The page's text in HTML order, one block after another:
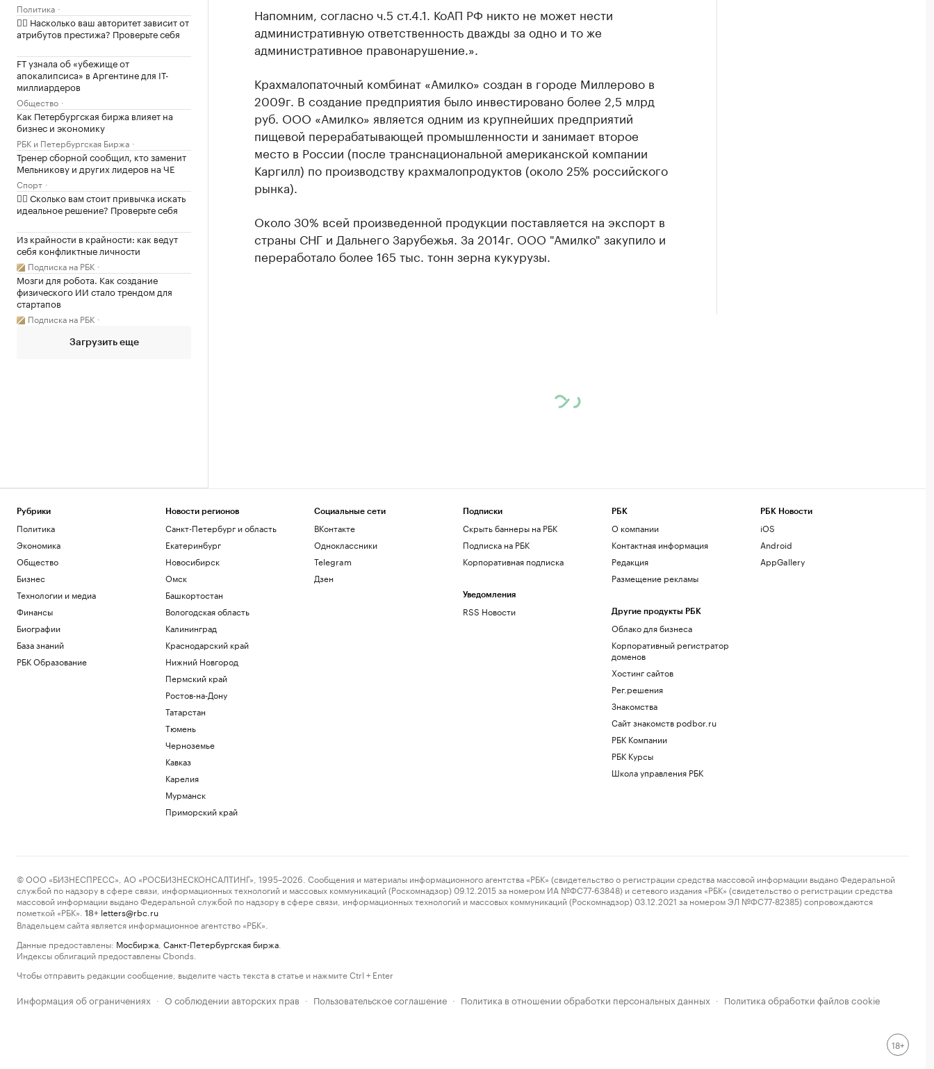
Политика
✍🏻 Насколько ваш авторитет зависит от
атрибутов престижа? Проверьте себя
FT узнала об «убежище от
апокалипсиса» в Аргентине для IT-
миллиардеров
Общество
Как Петербургская биржа влияет на
бизнес и экономику
РБК и Петербургская Биржа
Тренер сборной сообщил, кто заменит
Мельникову и других лидеров на ЧЕ
Спорт
✍🏻 Сколько вам стоит привычка искать
идеальное решение? Проверьте себя
Из крайности в крайности: как ведут
себя конфликтные личности
Подписка на РБК
Мозги для робота. Как создание
физического ИИ стало трендом для
стартапов
Подписка на РБК
Загрузить еще
Напомним, согласно ч.5 ст.4.1. КоАП РФ никто не может нести
административную ответственность дважды за одно и то же
административное правонарушение.».
Крахмалопаточный комбинат «Амилко» создан в городе Миллерово в
2009г. В создание предприятия было инвестировано более 2,5 млрд
руб. ООО «Амилко» является одним из крупнейших предприятий
пищевой перерабатывающей промышленности и занимает второе
место в России (после транснациональной американской компании
Каргилл) по производству крахмалопродуктов (около 25% российского
рынка).
Около 30% всей произведенной продукции поставляется на экспорт в
страны СНГ и Дальнего Зарубежья. За 2014г. ООО "Амилко" закупило и
переработало более 165 тыс. тонн зерна кукурузы.
Рубрики
Политика
Экономика
Общество
Бизнес
Технологии и медиа
Финансы
Биографии
База знаний
РБК Образование
Новости регионов
Санкт-Петербург и область
Екатеринбург
Новосибирск
Омск
Башкортостан
Вологодская область
Калининград
Краснодарский край
Нижний Новгород
Пермский край
Ростов-на-Дону
Татарстан
Тюмень
Черноземье
Кавказ
Карелия
Мурманск
Приморский край
Социальные сети
ВКонтакте
Одноклассники
Telegram
Дзен
Подписки
Скрыть баннеры на РБК
Подписка на РБК
Корпоративная подписка
Уведомления
RSS Новости
РБК
О компании
Контактная информация
Редакция
Размещение рекламы
Другие продукты РБК
Облако для бизнеса
Корпоративный регистратор
доменов
Хостинг сайтов
Рег.решения
Знакомства
Сайт знакомств podbor.ru
РБК Компании
РБК Курсы
Школа управления РБК
РБК Новости
iOS
Android
AppGallery
© ООО «БИЗНЕСПРЕСС», АО «РОСБИЗНЕСКОНСАЛТИНГ», 1995–2026. Сообщения и материалы информационного агентства «РБК» (свидетельство о регистрации средства массовой информации выдано Федеральной
службой по надзору в сфере связи, информационных технологий и массовых коммуникаций (Роскомнадзор) 09.12.2015 за номером ИА №ФС77-63848) и сетевого издания «РБК» (свидетельство о регистрации средства
массовой информации выдано Федеральной службой по надзору в сфере связи, информационных технологий и массовых коммуникаций (Роскомнадзор) 03.12.2021 за номером ЭЛ №ФС77-82385) сопровождаются
пометкой «РБК».
18+ letters@rbc.ru
Владельцем сайта является информационное агентство «РБК».
Данные предоставлены: Мосбиржа Санкт-Петербургская биржа
Индексы облигаций предоставлены Cbonds.
Чтобы отправить редакции сообщение, выделите часть текста в статье и нажмите Ctrl + Enter
Информация об ограничениях · О соблюдении авторских прав · Пользовательское соглашение · Политика в отношении обработки персональных данных · Политика обработки файлов cookie
18+